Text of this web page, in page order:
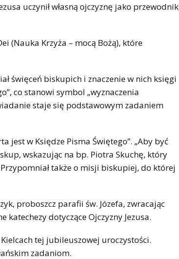
uczynił własną ojczyznę jako przewodnik
(Nauka Krzyża – mocą Bożą), które
święceń biskupich i znaczenie w nich księgi
co stanowi symbol „wyznaczenia
staje się podstawowym zadaniem
jest w Księdze Pisma Świętego”. „Aby być
wskazując na bp. Piotra Skuchę, który
także o misji biskupiej, do której
proboszcz parafii św. Józefa, zwracając
dotyczące Ojczyzny Jezusa.
tej jubileuszowej uroczystości.
zadaniom.